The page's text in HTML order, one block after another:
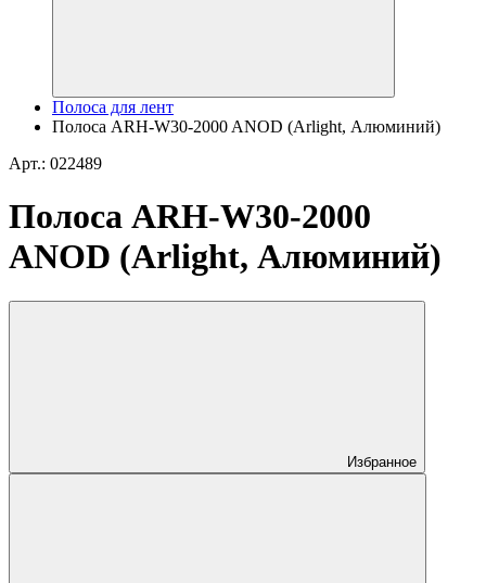
Полоса для лент
Полоса ARH-W30-2000 ANOD (Arlight, Алюминий)
Арт.: 022489
Полоса ARH-W30-2000
ANOD (Arlight, Алюминий)
Избранное